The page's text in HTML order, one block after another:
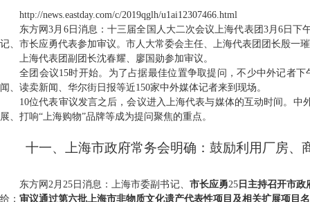
http://news.eastday.com/c/2019qglh/u1ai12307466.html
东方网3月 6日消息：十三届全国人大二次会议上海代表团 3月 6 日下
记、市长应勇代表参加审议。市人大常委会主任、上海代表团团长殷一
上海代表团副团长沈春耀、廖国勋参加审议。
全团会议15时开始。为了占据最佳位置争取提问，不少中外记者
闻、读卖新闻、华尔街日报等近150家中外媒体记者来到现场。
10位代表审议发言之后，会议进入上海代表与媒体的互动时间。
展、打响“上海购物”品牌等成为提问聚焦的重点。
十一、上海市政府常务会明确：鼓励利用厂房
东方网2月25日消息：上海市委副书记、 市长应勇25日主持召开市政
给； 审议通过第六批上海市非物质文化遗产代表性项目及相关扩展项目